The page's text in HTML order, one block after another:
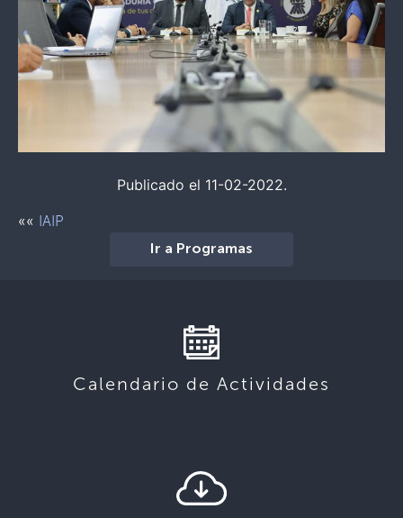
Publicado el 11-02-2022.
«« IAIP
Ir a Programas
Calendario de Actividades